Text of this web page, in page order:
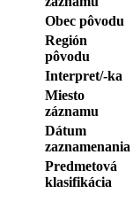
Obec pôvodu
Región
pôvodu
Interpret/-ka
Miesto
záznamu
Dátum
zaznamenania
Predmetová
klasifikácia